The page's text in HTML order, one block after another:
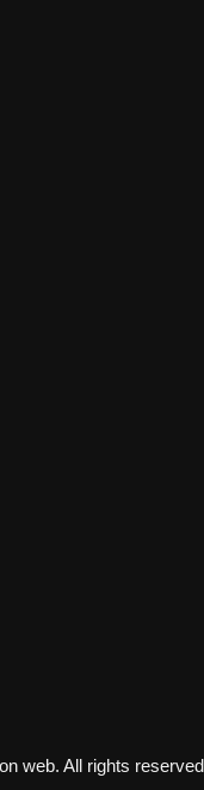
web. All rights